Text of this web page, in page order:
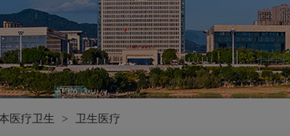
医疗卫生 > 卫生医疗